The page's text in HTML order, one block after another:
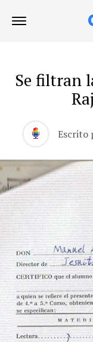
Se filtran
Escrito